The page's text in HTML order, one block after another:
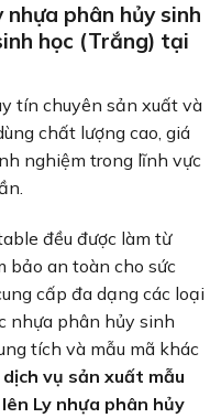
phân hủy sinh
học (Trắng) tại
tín chuyên sản xuất và
chất lượng cao, giá
nghiệm trong lĩnh vực
đều được làm từ
bảo an toàn cho sức
cấp đa dạng các loại
nhựa phân hủy sinh
tích và mẫu mã khác
dịch vụ sản xuất mẫu
Ly nhựa phân hủy